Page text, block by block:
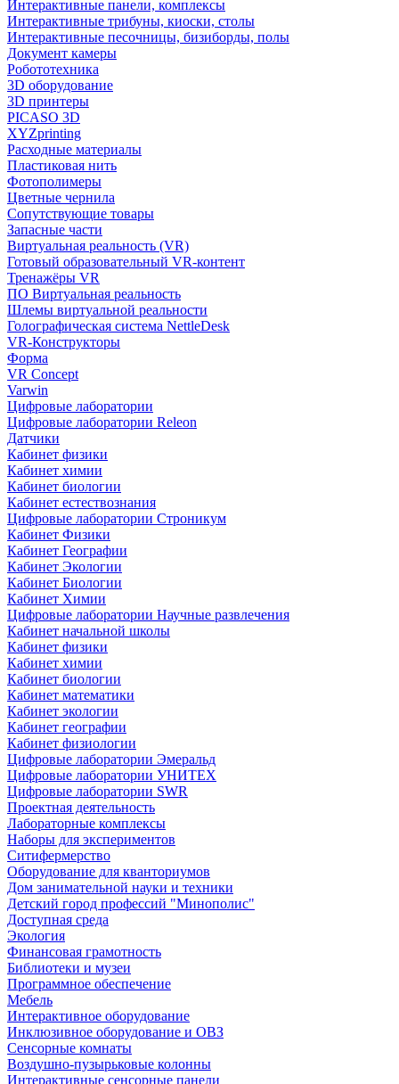
Интерактивные панели, комплексы
Интерактивные трибуны, киоски, столы
Интерактивные песочницы, бизиборды, полы
Документ камеры
Робототехника
3D оборудование
3D принтеры
PICASO 3D
XYZprinting
Расходные материалы
Пластиковая нить
Фотополимеры
Цветные чернила
Сопутствующие товары
Запасные части
Виртуальная реальность (VR)
Готовый образовательный VR-контент
Тренажёры VR
ПО Виртуальная реальность
Шлемы виртуальной реальности
Голографическая система NettleDesk
VR-Конструкторы
Форма
VR Concept
Varwin
Цифровые лаборатории
Цифровые лаборатории Releon
Датчики
Кабинет физики
Кабинет химии
Кабинет биологии
Кабинет естествознания
Цифровые лаборатории Строникум
Кабинет Физики
Кабинет Географии
Кабинет Экологии
Кабинет Биологии
Кабинет Химии
Цифровые лаборатории Научные развлечения
Кабинет начальной школы
Кабинет физики
Кабинет химии
Кабинет биологии
Кабинет математики
Кабинет экологии
Кабинет географии
Кабинет физиологии
Цифровые лаборатории Эмеральд
Цифровые лаборатории УНИТЕХ
Цифровые лаборатории SWR
Проектная деятельность
Лабораторные комплексы
Наборы для экспериментов
Ситифермерство
Оборудование для кванториумов
Дом занимательной науки и техники
Детский город профессий "Минополис"
Доступная среда
Экология
Финансовая грамотность
Библиотеки и музеи
Программное обеспечение
Мебель
Интерактивное оборудование
Инклюзивное оборудование и ОВЗ
Cенсорные комнаты
Воздушно-пузырьковые колонны
Интерактивные сенсорные панели